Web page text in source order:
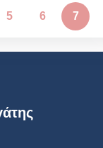
5 6 7